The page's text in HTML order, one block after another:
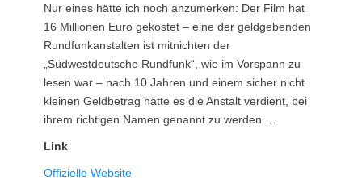
Nur eines hätte ich noch anzumerken: Der Film hat
16 Millionen Euro gekostet – eine der geldgebenden
Rundfunkanstalten ist mitnichten der
„Südwestdeutsche Rundfunk“, wie im Vorspann zu
lesen war – nach 10 Jahren und einem sicher nicht
kleinen Geldbetrag hätte es die Anstalt verdient, bei
ihrem richtigen Namen genannt zu werden …
Link
Offizielle Website